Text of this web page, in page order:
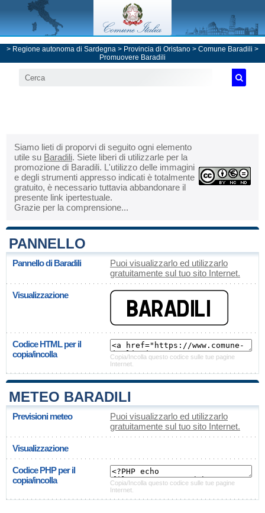
> Regione autonoma di Sardegna > Provincia di Oristano > Comune Baradili >
Promuovere Baradili
Siamo lieti di proporvi di seguito ogni elemento
utile su Baradili. Siete liberi di utilizzarle per la
promozione di Baradili. L'utilizzo delle immagini
e degli strumenti appresso indicati è totalmente
gratuito, è necessario tuttavia abbandonare il
presente link ipertestuale.
Grazie per la comprensione...
PANNELLO
Pannello di Baradili
Puoi visualizzarlo ed utilizzarlo
gratuitamente sul tuo sito Internet.
Visualizzazione
Codice HTML per il
copia/incolla
Copia/Incolla questo codice sulle tue pagine
Internet.
METEO BARADILI
Previsioni meteo
Puoi visualizzarlo ed utilizzarlo
gratuitamente sul tuo sito Internet.
Visualizzazione
Codice PHP per il
copia/incolla
Copia/Incolla questo codice sulle tue pagine
Internet.